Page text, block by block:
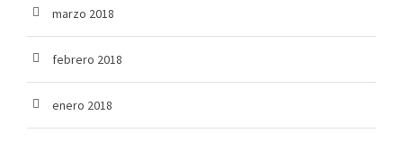
marzo 2018
febrero 2018
enero 2018